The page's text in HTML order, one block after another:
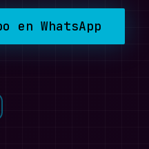
en WhatsApp